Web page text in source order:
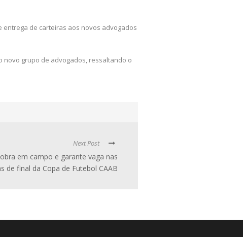
entrega de carteiras aos novos advogados
novo grupo de advogados, ressaltando o
Next Post
em campo e garante vaga nas
de final da Copa de Futebol CAAB